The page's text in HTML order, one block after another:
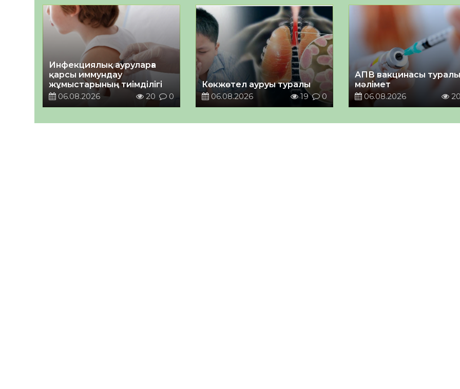
Инфекциялық ауруларға
қарсы иммундау
жұмыстарының тиімділігі
06.08.2026
20 0
Көкжөтел ауруы туралы
06.08.2026
19 0
АПВ вакцинасы туралы
мәлімет
06.08.2026
20